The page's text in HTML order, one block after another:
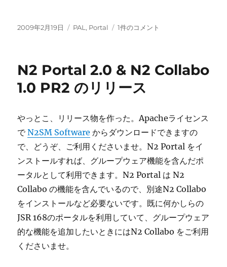
投
2009年2月19日
カ
ー
PAL, Portal
オ
ソ
ス
フ
ァ
レ
ン
ス
へ
の
1件のコメント
N2 Portal 2.0 & N2 Collabo
1.0 PR2 のリリース
やっとこ、リリース物を作った。Apacheライセンス
でN2SM Software からダウンロードできますの
で、どうぞ、ご利用くださいませ。N2 Portal をイ
ンストールすれば、グループウェア機能を含んだポ
ータルとして利用できます。N2 Portal は N2
Collabo の機能を含んでいるので、別途N2 Collabo
をインストールなど必要ないです。既に何かしらの
JSR 168のポータルを利用していて、グループウェア
的な機能を追加したいときにはN2 Collabo をご利用
くださいませ。